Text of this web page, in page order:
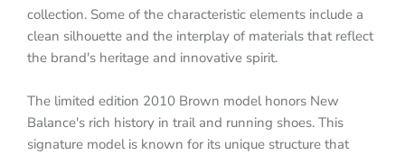
collection. Some of the characteristic elements include a
clean silhouette and the interplay of materials that reflect
the brand's heritage and innovative spirit.
The limited edition 2010 Brown model honors New
Balance's rich history in trail and running shoes. This
signature model is known for its unique structure that